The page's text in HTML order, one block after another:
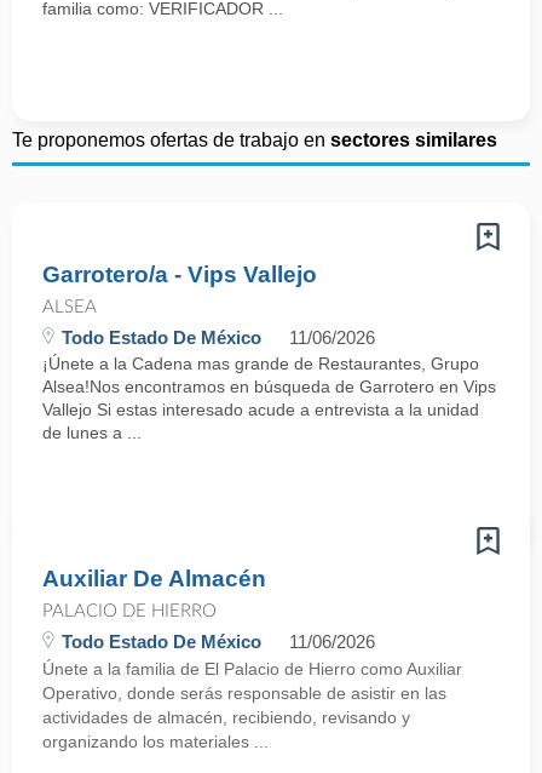
familia como: VERIFICADOR ...
Te proponemos ofertas de trabajo en sectores similares
Garrotero/a - Vips Vallejo
ALSEA
Todo Estado De México 11/06/2026
¡Únete a la Cadena mas grande de Restaurantes, Grupo
Alsea!Nos encontramos en búsqueda de Garrotero en Vips
Vallejo Si estas interesado acude a entrevista a la unidad
de lunes a ...
Auxiliar De Almacén
PALACIO DE HIERRO
Todo Estado De México 11/06/2026
Únete a la familia de El Palacio de Hierro como Auxiliar
Operativo, donde serás responsable de asistir en las
actividades de almacén, recibiendo, revisando y
organizando los materiales ...